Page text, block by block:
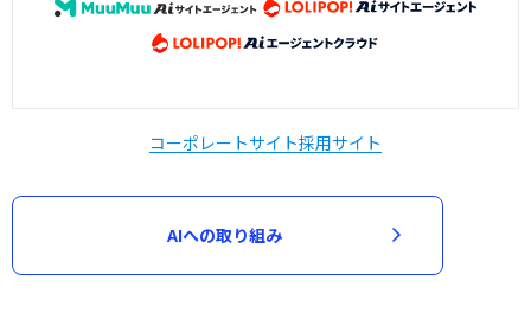
コーポレートサイト採用サイト
AIへの取り組み